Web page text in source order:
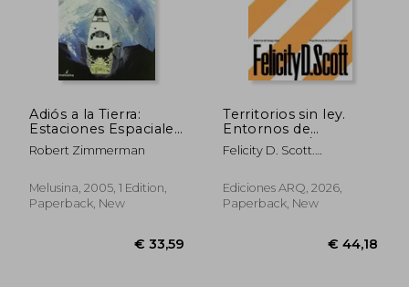
Adiós a la Tierra:
Estaciones Espaciales,
Superpotencias
Rivales y los Viajes
Spanish)
Robert Zimmerman
Melusina, 2005, 1 Edition,
Paperback, New
Territorios sin ley.
Entornos de
inseguridad /
Arquitecturas de
Spanish)
Felicity D. Scott.
Puente
Ediciones ARQ, 2026,
Paperback, New